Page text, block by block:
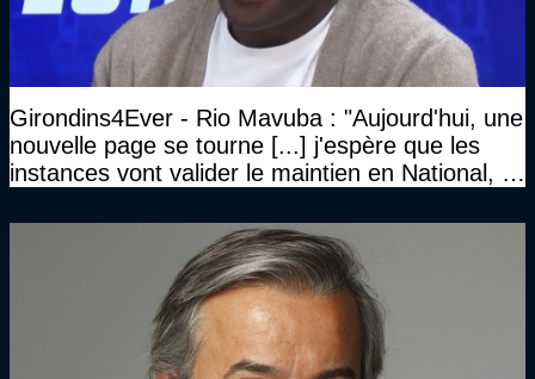
Girondins4Ever - Rio Mavuba : "Aujourd'hui, une
nouvelle page se tourne [...] j'espère que les
instances vont valider le maintien en National, et
haut niveau"